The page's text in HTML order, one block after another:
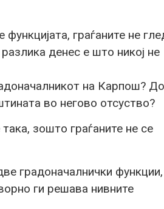
граѓаните не
денес е што никој не
на Карпош? До
во негово отсуство?
зошто граѓаните не се
градоначалнички
ги решава нивните